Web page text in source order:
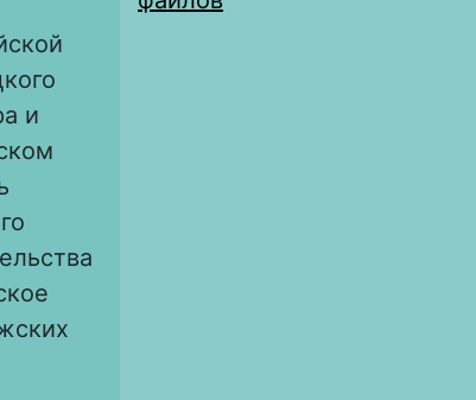
и